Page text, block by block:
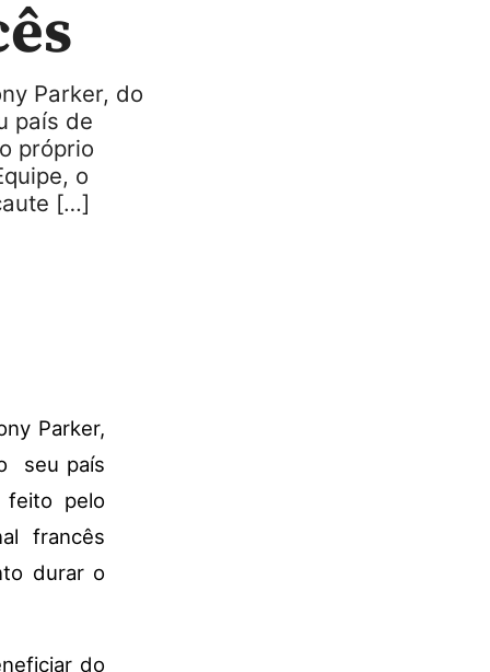
Parker, do
país de
próprio
o
[…]
Parker,
seu país
feito pelo
francês
durar o
do